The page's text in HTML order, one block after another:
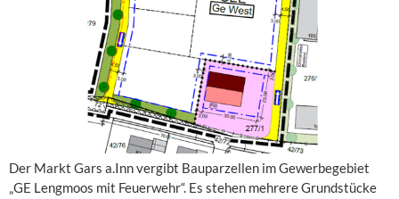
Der Markt Gars a.Inn vergibt Bauparzellen im Gewerbegebiet
„GE Lengmoos mit Feuerwehr“. Es stehen mehrere Grundstücke